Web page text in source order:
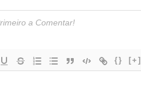
{} [+]